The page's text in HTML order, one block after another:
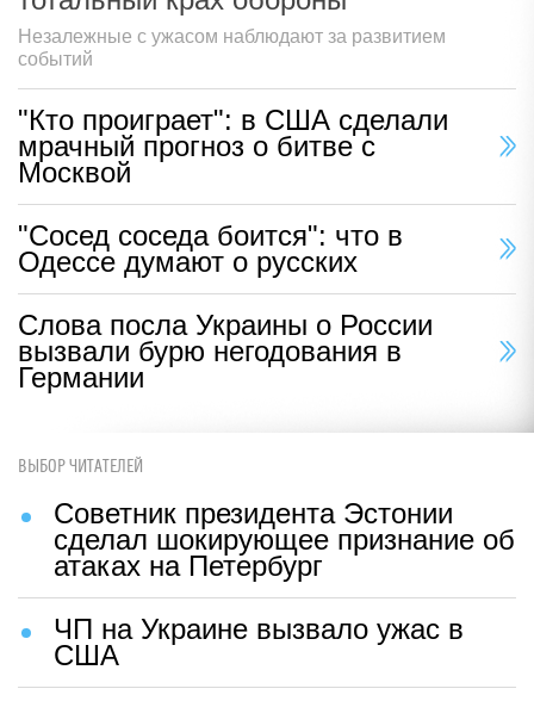
Незалежные с ужасом наблюдают за развитием
событий
"Кто проиграет": в США сделали
мрачный прогноз о битве с
Москвой
"Сосед соседа боится": что в
Одессе думают о русских
Слова посла Украины о России
вызвали бурю негодования в
Германии
ВЫБОР ЧИТАТЕЛЕЙ
Советник президента Эстонии
сделал шокирующее признание об
атаках на Петербург
ЧП на Украине вызвало ужас в
США